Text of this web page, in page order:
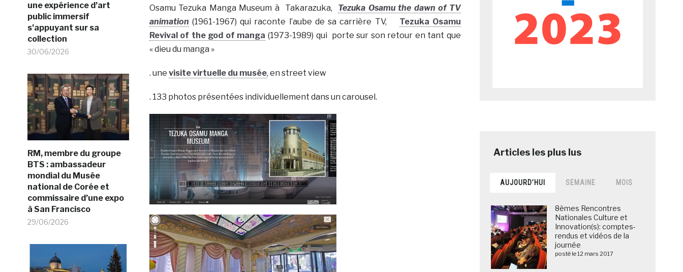
une expérience d’art
public immersif
s’appuyant sur sa
collection
30/06/2026
RM, membre du groupe
BTS : ambassadeur
mondial du Musée
national de Corée et
commissaire d’une expo
à San Francisco
29/06/2026
Osamu Tezuka Manga Museum à Takarazuka, Tezuka Osamu the dawn of TV
animation (1961-1967) qui raconte l’aube de sa carrière TV, Tezuka Osamu
Revival of the god of manga (1973-1989) qui porte sur son retour en tant que
« dieu du manga »
. une visite virtuelle du musée, en street view
. 133 photos présentées individuellement dans un carousel.
AUJOURD’HUI SEMAINE MOIS
8èmes Rencontres
Nationales Culture et
Innovation(s): comptes-
rendus et vidéos de la
journée
posté le 12 mars 2017